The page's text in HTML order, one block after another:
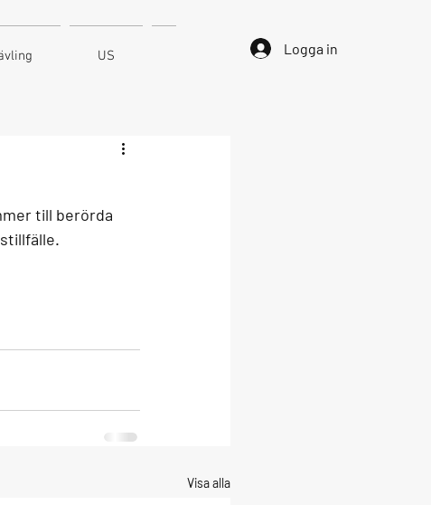
till berörda
Visa alla
US Logga in